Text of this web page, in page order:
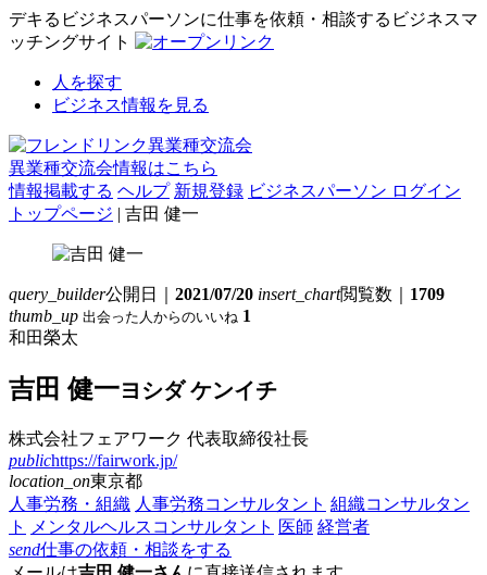
デキるビジネスパーソンに仕事を依頼・相談するビジネスマ
ッチングサイト
人を探す
ビジネス情報を見る
異業種交流会情報はこちら
情報掲載する ヘルプ 新規登録 ビジネスパーソン ログイン
トップページ | 吉田 健一
query_builder公開日｜ 2021/07/20 insert_chart閲覧数｜ 1709
thumb_up 出会った人からのいいね 1
和田榮太
吉田 健一ヨシダ ケンイチ
株式会社フェアワーク 代表取締役社長
publichttps://fairwork.jp/
location_on東京都
人事労務・組織 人事労務コンサルタント 組織コンサルタン
ト
メンタルヘルスコンサルタント 医師 経営者
send仕事の依頼・相談をする